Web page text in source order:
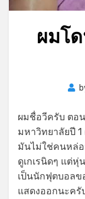
ผมโ
ผมชื่อวีครับ ตอ
มหาวิทยาลัยปี
มันไม่ใช่คนหล่
ดูเกเรนิดๆ แต่หุ่
เป็นนักฟุตบอลข
แสดงออกนะครั